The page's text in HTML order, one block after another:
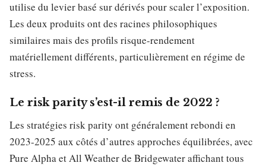
utilise du levier basé sur dérivés pour scaler l’exposition.
Les deux produits ont des racines philosophiques
similaires mais des profils risque-rendement
matériellement différents, particulièrement en régime de
stress.
Le risk parity s’est-il remis de 2022 ?
Les stratégies risk parity ont généralement rebondi en
2023-2025 aux côtés d’autres approches équilibrées, avec
Pure Alpha et All Weather de Bridgewater affichant tous